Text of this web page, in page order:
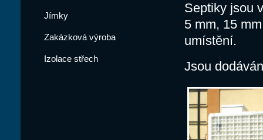
Jímky
Zakázková výroba
Izolace střech
Septiky jsou
5 mm, 15
umístění.
Jsou